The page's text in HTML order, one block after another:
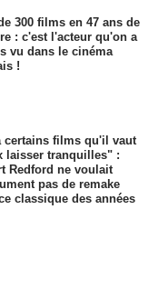
300 films en 47 ans de
: c'est l'acteur qu'on a
vu dans le cinéma
!
certains films qu'il vaut
laisser tranquilles" :
Redford ne voulait
pas de remake
classique des années